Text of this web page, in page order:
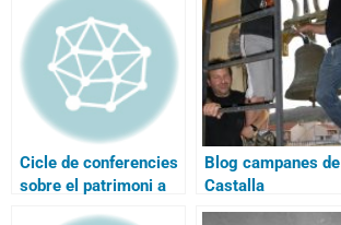
Cicle de conferencies
sobre el patrimoni a
Blog campanes de
Castalla